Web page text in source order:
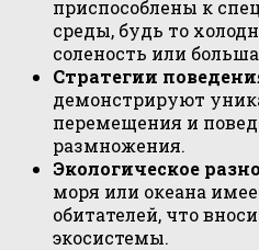
приспособлены к
среды, будь то
соленость или
Стратегии
демонстрируют
перемещения и
размножения.
Экологическое
моря или океана
обитателей, что
экосистемы.